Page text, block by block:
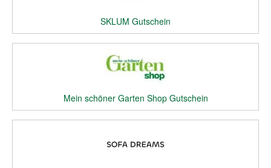
SKLUM Gutschein
Mein schöner Garten Shop Gutschein